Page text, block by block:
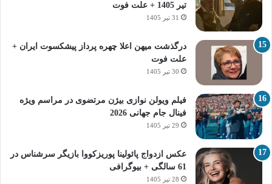
تیر 1405 + علت فوت
31 تیر 1405
درگذشت میهن اعلا چهره پرداز پیشکسوت ایران +
علت فوت
30 تیر 1405
فیلم ویولن نوازی بیژن مرتضوی در مراسم ویژه
فینال جام جهانی 2026
29 تیر 1405
عکس ازدواج پائولینا پوریزکووا بازیگر سرشناس در
61 سالگی + بیوگرافی
28 تیر 1405